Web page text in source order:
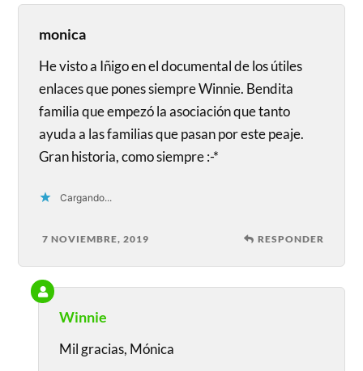
monica
He visto a Iñigo en el documental de los útiles
enlaces que pones siempre Winnie. Bendita
familia que empezó la asociación que tanto
ayuda a las familias que pasan por este peaje.
Gran historia, como siempre :-*
Cargando...
7 NOVIEMBRE, 2019 RESPONDER
Winnie
Mil gracias, Mónica